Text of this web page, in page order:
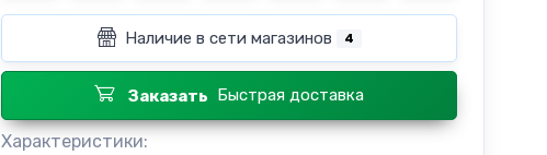
Наличие в сети магазинов 4
Заказать Быстрая доставка
Характеристики: